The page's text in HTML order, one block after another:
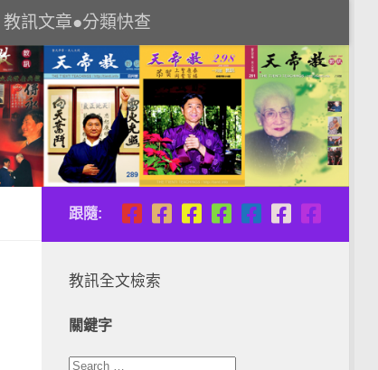
教訊文章●分類快查
跟隨:
教訊全文檢索
關鍵字